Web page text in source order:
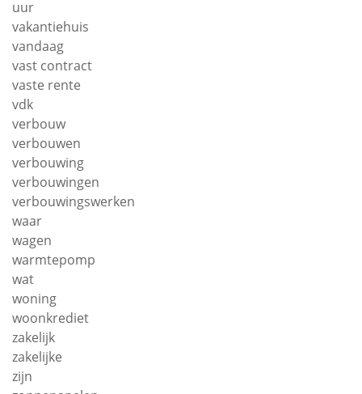
uur
vakantiehuis
vandaag
vast contract
vaste rente
vdk
verbouw
verbouwen
verbouwing
verbouwingen
verbouwingswerken
waar
wagen
warmtepomp
wat
woning
woonkrediet
zakelijk
zakelijke
zijn